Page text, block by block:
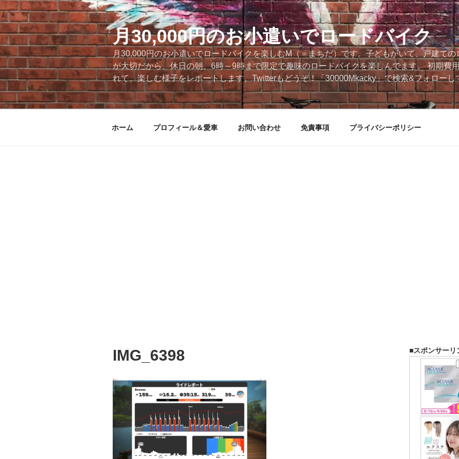
ン
テ
ン
ツ
へ
ス
キ
ッ
月30,000円のお小遣いでロードバイク
月30,000円のお小遣いでロードバイクを楽しむM（＝まちだ）です。子どもがいて、戸建て
が大切だから、休日の朝、6時～9時まで限定で趣味のロードバイクを楽しんでます。 初期費
れて、楽しむ様子をレポートします。Twitterもどうぞ！「30000Mkacky」で検索&フォローし
ホーム プロフィール＆愛車 お問い合わせ 免責事項 プライバシーポリシー
IMG_6398 ■スポンサーリ